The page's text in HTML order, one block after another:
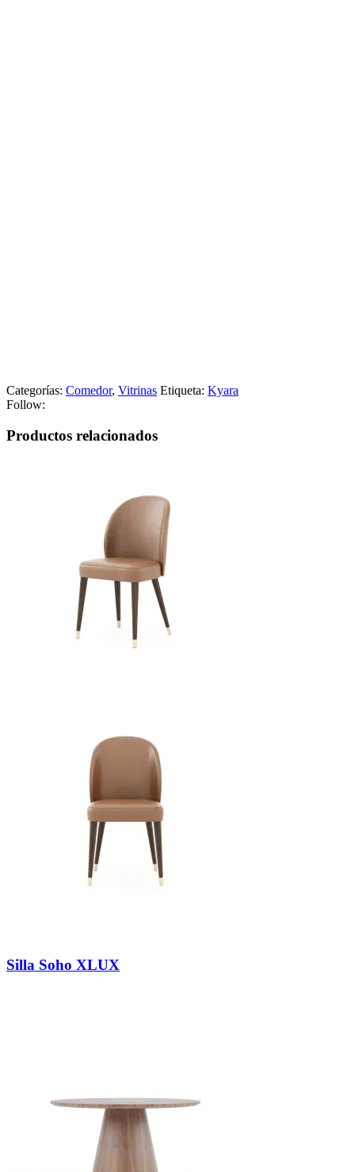
Categorías: Comedor, Vitrinas Etiqueta: Kyara
Follow:
Productos relacionados
Silla Soho XLUX